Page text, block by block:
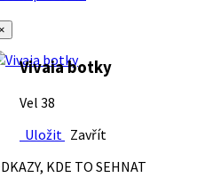
Vivaia botky
Vel 38
Uložit Zavřít
KDE TO SEHNAT